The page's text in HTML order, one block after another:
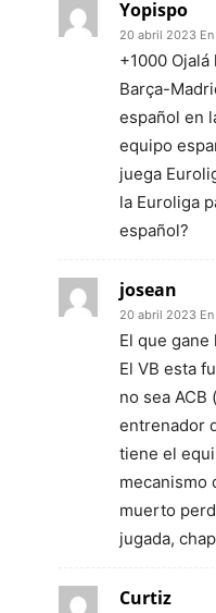
Yopispo
20 abril 2023 En
+1000
Barça-
español en
equipo
juega
la Euroliga
español?
josean
20 abril 2023 En
El que gane
El VB esta
no sea ACB
entrenador
tiene el
mecanismo
muerto
jugada,
Curtiz